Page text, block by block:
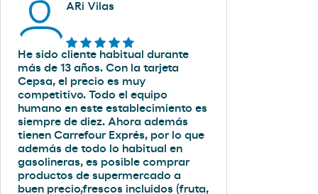
ARi Vilas
He sido cliente habitual durante
más de 13 años. Con la tarjeta
Cepsa, el precio es muy
competitivo. Todo el equipo
humano en este establecimiento es
siempre de diez. Ahora además
tienen Carrefour Exprés, por lo que
además de todo lo habitual en
gasolineras, es posible comprar
productos de supermercado a
buen precio,frescos incluidos (fruta,